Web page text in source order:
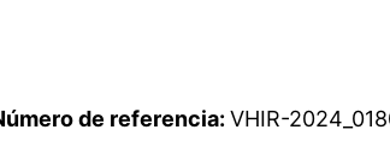
de referencia: VHIR-